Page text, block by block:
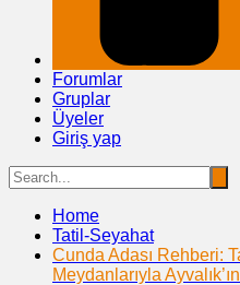
Forumlar
Gruplar
Üyeler
Giriş yap
Home
Tatil-Seyahat
Cunda Adası Rehberi:
Meydanlarıyla